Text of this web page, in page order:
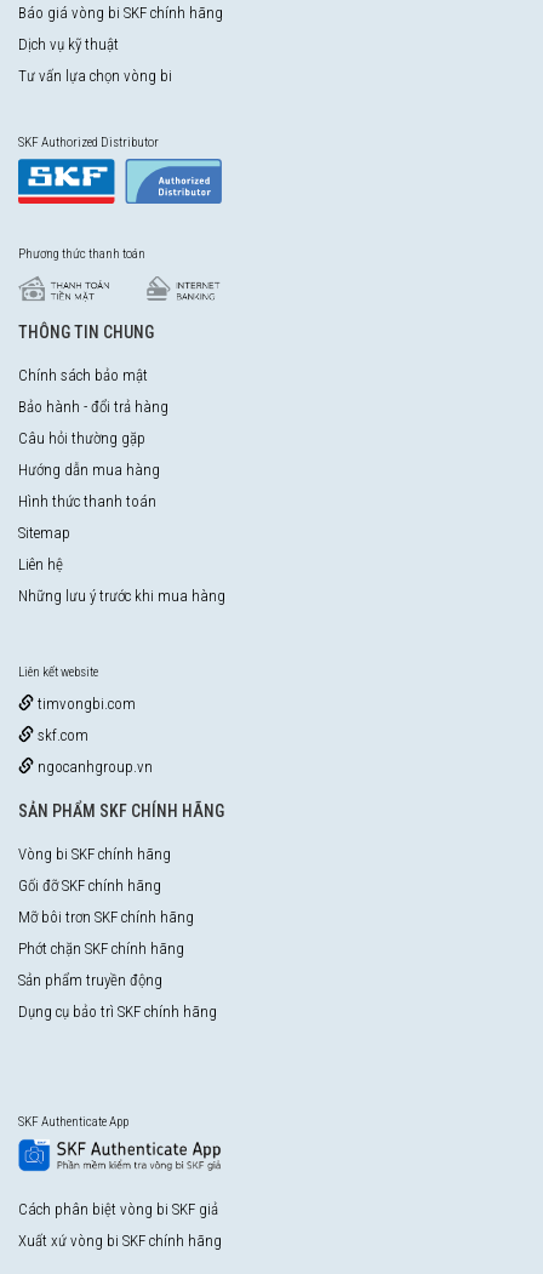
Báo giá vòng bi SKF chính hãng
Dịch vụ kỹ thuật
Tư vấn lựa chọn vòng bi
SKF Authorized Distributor
Phương thức thanh toán
THÔNG TIN CHUNG
Chính sách bảo mật
Bảo hành - đổi trả hàng
Câu hỏi thường gặp
Hướng dẫn mua hàng
Hình thức thanh toán
Sitemap
Liên hệ
Những lưu ý trước khi mua hàng
Liên kết website
timvongbi.com
skf.com
ngocanhgroup.vn
SẢN PHẨM SKF CHÍNH HÃNG
Vòng bi SKF chính hãng
Gối đỡ SKF chính hãng
Mỡ bôi trơn SKF chính hãng
Phớt chặn SKF chính hãng
Sản phẩm truyền động
Dụng cụ bảo trì SKF chính hãng
SKF Authenticate App
Cách phân biệt vòng bi SKF giả
Xuất xứ vòng bi SKF chính hãng